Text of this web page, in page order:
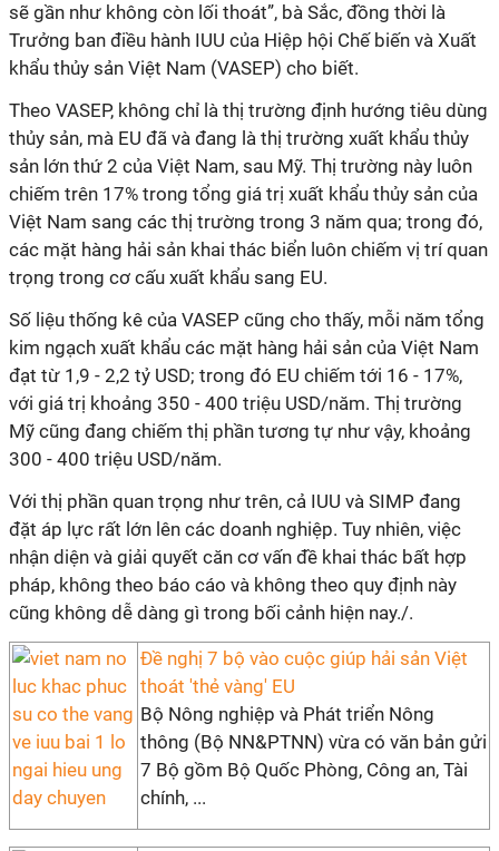
sẽ gần như không còn lối thoát”, bà Sắc, đồng thời là
Trưởng ban điều hành IUU của Hiệp hội Chế biến và Xuất
khẩu thủy sản Việt Nam (VASEP) cho biết.
Theo VASEP, không chỉ là thị trường định hướng tiêu dùng
thủy sản, mà EU đã và đang là thị trường xuất khẩu thủy
sản lớn thứ 2 của Việt Nam, sau Mỹ. Thị trường này luôn
chiếm trên 17% trong tổng giá trị xuất khẩu thủy sản của
Việt Nam sang các thị trường trong 3 năm qua; trong đó,
các mặt hàng hải sản khai thác biển luôn chiếm vị trí quan
trọng trong cơ cấu xuất khẩu sang EU.
Số liệu thống kê của VASEP cũng cho thấy, mỗi năm tổng
kim ngạch xuất khẩu các mặt hàng hải sản của Việt Nam
đạt từ 1,9 - 2,2 tỷ USD; trong đó EU chiếm tới 16 - 17%,
với giá trị khoảng 350 - 400 triệu USD/năm. Thị trường
Mỹ cũng đang chiếm thị phần tương tự như vậy, khoảng
300 - 400 triệu USD/năm.
Với thị phần quan trọng như trên, cả IUU và SIMP đang
đặt áp lực rất lớn lên các doanh nghiệp. Tuy nhiên, việc
nhận diện và giải quyết căn cơ vấn đề khai thác bất hợp
pháp, không theo báo cáo và không theo quy định này
cũng không dễ dàng gì trong bối cảnh hiện nay./.
Đề nghị 7 bộ vào cuộc giúp hải sản Việt
thoát 'thẻ vàng' EU
Bộ Nông nghiệp và Phát triển Nông
thông (Bộ NN&PTNN) vừa có văn bản gửi
7 Bộ gồm Bộ Quốc Phòng, Công an, Tài
chính, ...